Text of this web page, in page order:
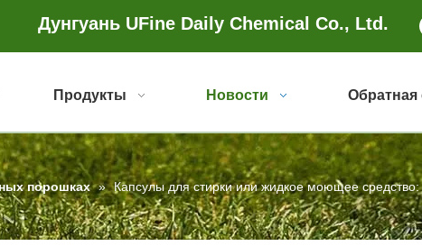
Дунгуань UFine Daily Chemical Co., Ltd.
Продукты Новости Обратная
порошках » Капсулы для стирки или жидкое моющее средство: